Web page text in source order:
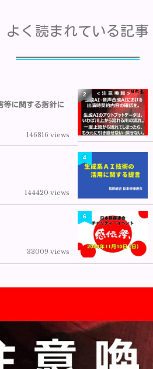
よく読まれている記事
等に関する指針に
146816 views
2
144420 views
4
33009 views
6